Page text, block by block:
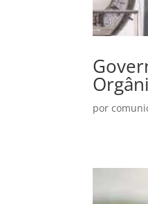
por